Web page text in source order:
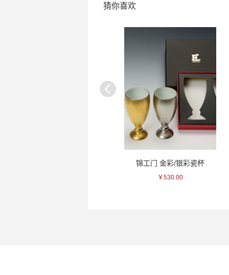
猜你喜欢
锦工门 金彩/银彩瓷杯
￥530.00